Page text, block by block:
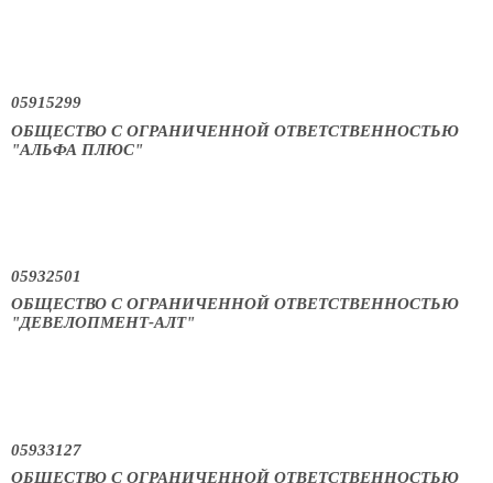
05915299
ОБЩЕСТВО С ОГРАНИЧЕННОЙ ОТВЕТСТВЕННОСТЬЮ
"АЛЬФА ПЛЮС"
05932501
ОБЩЕСТВО С ОГРАНИЧЕННОЙ ОТВЕТСТВЕННОСТЬЮ
"ДЕВЕЛОПМЕНТ-АЛТ"
05933127
ОБЩЕСТВО С ОГРАНИЧЕННОЙ ОТВЕТСТВЕННОСТЬЮ